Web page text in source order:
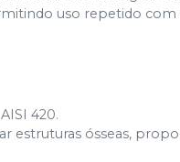
uso repetido com
420.
estruturas ósseas,